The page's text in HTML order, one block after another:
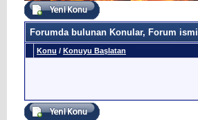
Forumda bulunan Konular, Forum ismi
Konu / Konuyu Başlatan